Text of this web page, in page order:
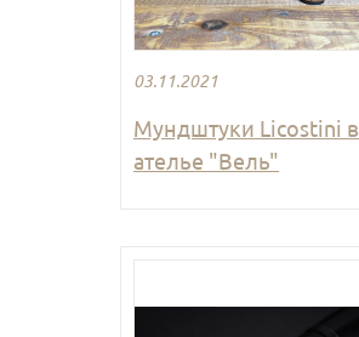
03.11.2021
Мундштуки Licostini в
ателье "Вель"